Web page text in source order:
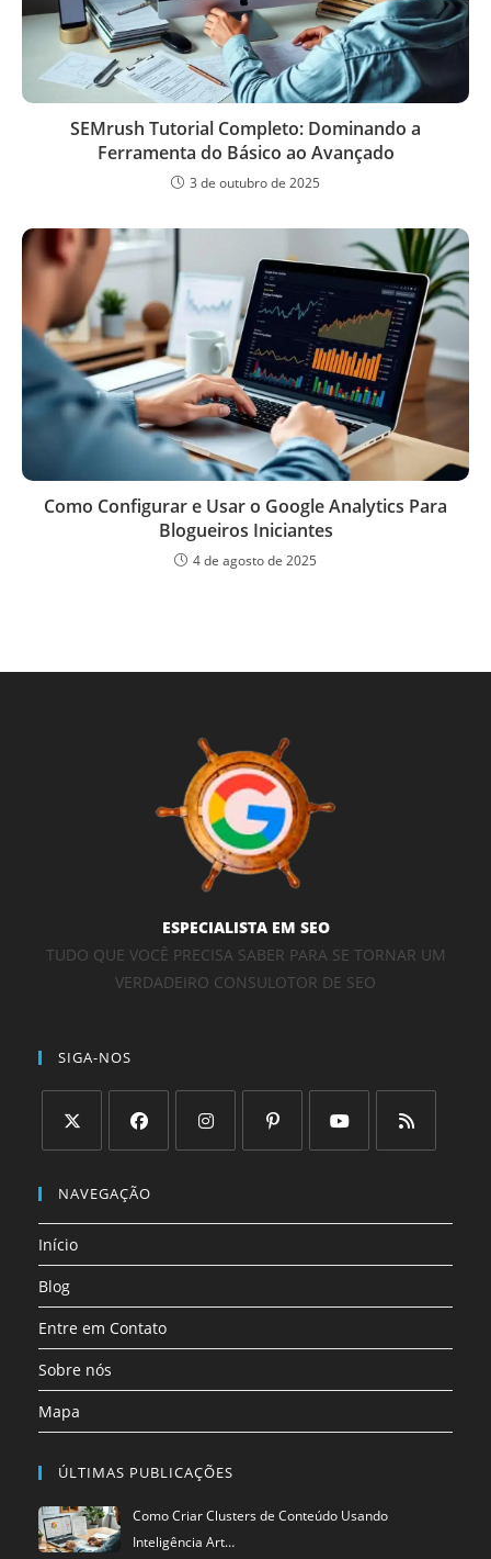
SEMrush Tutorial Completo: Dominando a
Ferramenta do Básico ao Avançado
3 de outubro de 2025
Como Configurar e Usar o Google Analytics Para
Blogueiros Iniciantes
4 de agosto de 2025
ESPECIALISTA EM SEO
TUDO QUE VOCÊ PRECISA SABER PARA SE TORNAR UM
VERDADEIRO CONSULOTOR DE SEO
SIGA-NOS
em
nova
aba
em
aba
aba
aba
aba
aba
NAVEGAÇÃO
Início
Blog
Entre em Contato
Sobre nós
Mapa
ÚLTIMAS PUBLICAÇÕES
Como Criar Clusters de Conteúdo Usando
Inteligência Art…